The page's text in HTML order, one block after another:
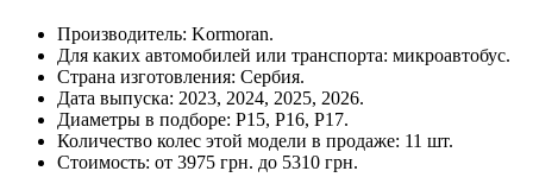
Производитель: Kormoran.
Для каких автомобилей или транспорта: микроавтобус.
Страна изготовления: Сербия.
Дата выпуска: 2023, 2024, 2025, 2026.
Диаметры в подборе: Р15, Р16, Р17.
Количество колес этой модели в продаже: 11 шт.
Стоимость: от 3975 грн. до 5310 грн.